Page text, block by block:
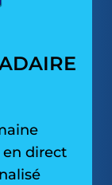
en direct